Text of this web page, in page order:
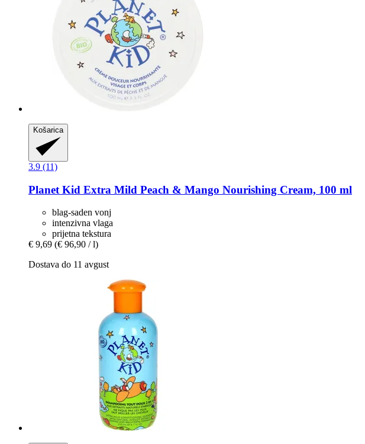
Košarica
3.9 (11)
Planet Kid Extra Mild Peach & Mango Nourishing Cream, 100 ml
blag-saden vonj
intenzivna vlaga
prijetna tekstura
€ 9,69 (€ 96,90 / l)
Dostava do 11 avgust